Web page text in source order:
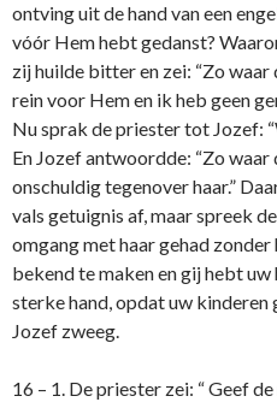
o­ntving uit de hand van een
vóór Hem hebt gedanst?
zij huilde bitter en zei: “Zo
rein voor Hem en ik heb geen
Nu sprak de priester tot Jozef:
En Jozef antwoordde: “Zo
o­nschuldig tegenover haar.”
vals getuignis af, maar spreek
omgang met haar gehad
bekend te maken en gij hebt
sterke hand, opdat uw kinderen
Jozef zweeg.
16 – 1. De priester zei: “ Geef